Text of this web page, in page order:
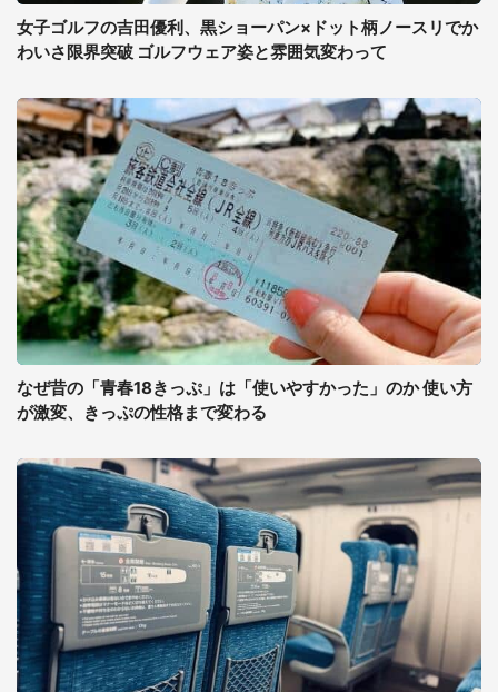
女子ゴルフの吉田優利、黒ショーパン×ドット柄ノースリでか
わいさ限界突破 ゴルフウェア姿と雰囲気変わって
なぜ昔の「青春18きっぷ」は「使いやすかった」のか 使い方
が激変、きっぷの性格まで変わる